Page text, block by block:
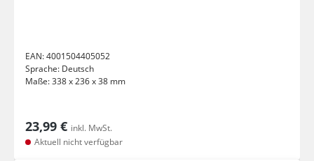
EAN:4001504405052
Sprache: Deutsch
Maße:338 x 236 x 38 mm
23,99 € inkl. MwSt.
Aktuell nicht verfügbar